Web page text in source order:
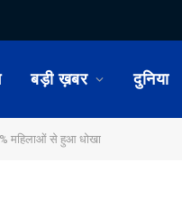
बड़ी ख़बर दुनिया
महिलाओं से हुआ धोखा